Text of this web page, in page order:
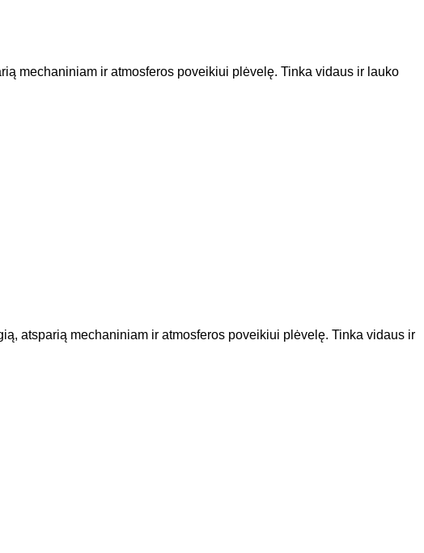
mechaniniam ir atmosferos poveikiui plėvelę. Tinka vidaus ir lauko
atsparią mechaniniam ir atmosferos poveikiui plėvelę. Tinka vidaus ir